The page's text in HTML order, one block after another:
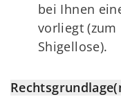
bei Ihnen
vorliegt (zum
Shigellose).